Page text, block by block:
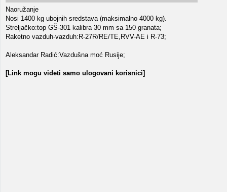
Naoružanje
Nosi 1400 kg ubojnih sredstava (maksimalno 4000 kg).
Streljačko:top GŠ-301 kalibra 30 mm sa 150 granata;
Raketno vazduh-vazduh:R-27R/RE/TE,RVV-AE i R-73;
Aleksandar Radić:Vazdušna moć Rusije;
[Link mogu videti samo ulogovani korisnici]